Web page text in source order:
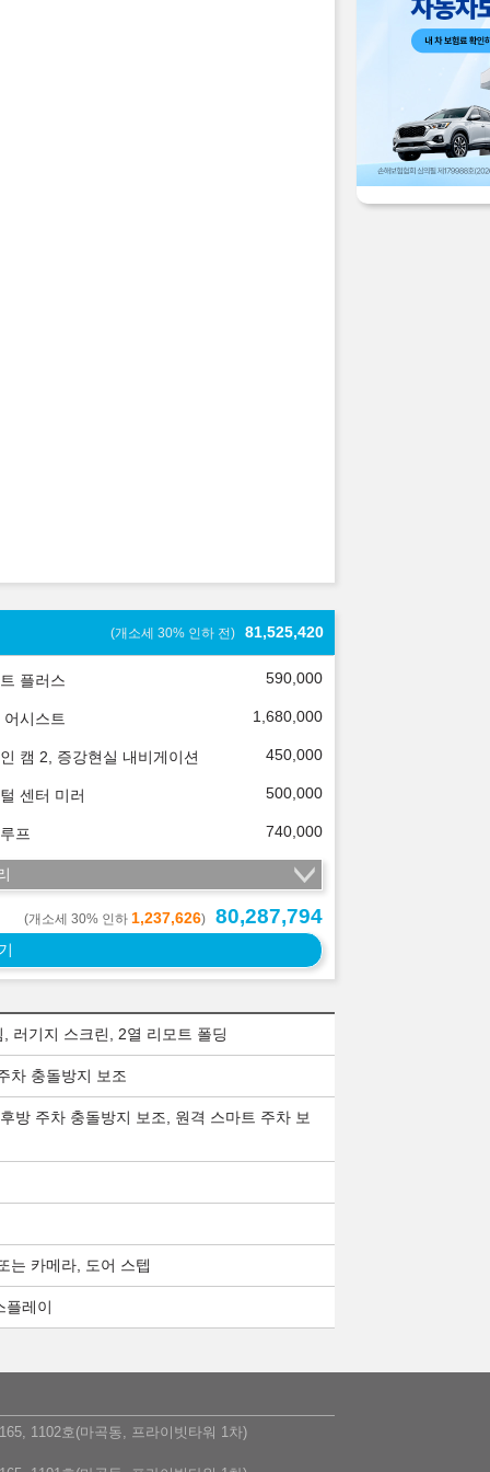
(개소세 30% 인하 전) 81,525,420
플러스 590,000
어시스트 1,680,000
캠 2, 증강현실 내비게이션 450,000
센터 미러 500,000
프 740,000
(개소세 30% 인하 1,237,626) 80,287,794
러기지 스크린, 2열 리모트 폴딩
차 충돌방지 보조
방 주차 충돌방지 보조, 원격 스마트 주차 보
는 카메라, 도어 스텝
플레이
1102호(마곡동, 프라이빗타워 1차)